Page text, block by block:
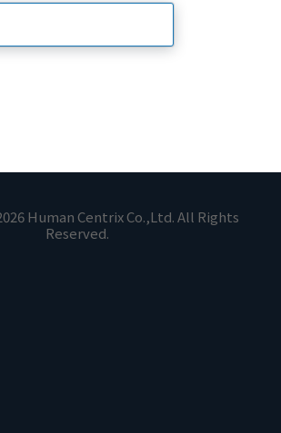
Human Centrix Co.,Ltd. All Rights
Reserved.